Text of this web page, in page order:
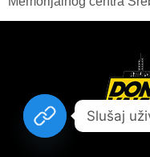
Slušaj